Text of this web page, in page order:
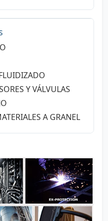
Y VÁLVULAS
A GRANEL